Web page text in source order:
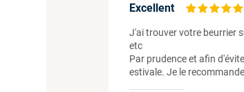
Excellent
J'ai trouver votre beurrier
etc
Par prudence et afin
estivale. Je le